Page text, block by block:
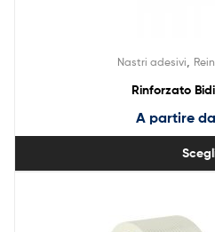
Nastri adesivi
Rinforzato
A partire